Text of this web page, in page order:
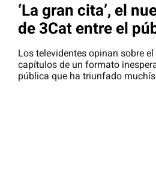
‘La gran cita’, el
de 3Cat entre el
Los televidentes opinan sobre
capítulos de un formato
pública que ha triunfado